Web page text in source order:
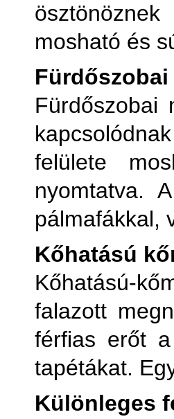
mosható és
Fürdőszobai
Fürdőszobai
felülete
nyomtatva.
pálmafákkal,
Kőhatású
Kőhatású-
falazott
férfias erőt
tapétákat.
Különleges